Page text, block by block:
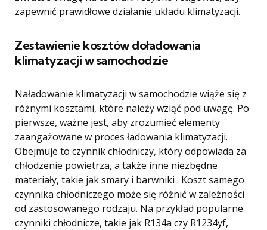
zapewnić prawidłowe działanie układu klimatyzacji.
Zestawienie kosztów doładowania
klimatyzacji w samochodzie
Naładowanie klimatyzacji w samochodzie wiąże się z
różnymi kosztami, które należy wziąć pod uwagę. Po
pierwsze, ważne jest, aby zrozumieć elementy
zaangażowane w proces ładowania klimatyzacji.
Obejmuje to czynnik chłodniczy, który odpowiada za
chłodzenie powietrza, a także inne niezbędne
materiały, takie jak smary i barwniki . Koszt samego
czynnika chłodniczego może się różnić w zależności
od zastosowanego rodzaju. Na przykład popularne
czynniki chłodnicze, takie jak R134a czy R1234yf,